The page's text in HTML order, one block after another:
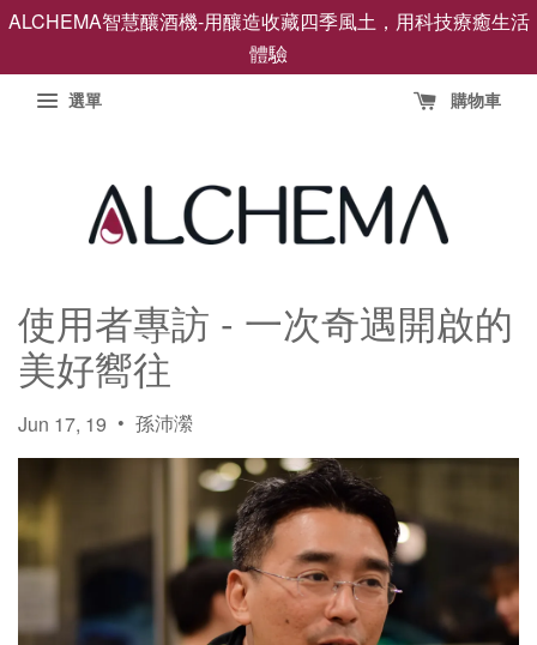
ALCHEMA智慧釀酒機-用釀造收藏四季風土，用科技療癒生活
體驗
選單 購物車
使用者專訪 - 一次奇遇開啟的
美好嚮往
Jun 17, 19 • 孫沛瀠